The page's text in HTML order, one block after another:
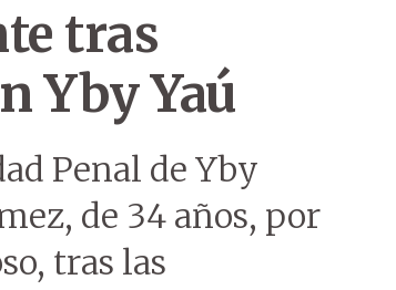
tras
Yby Yaú
Penal de Yby
de 34 años, por
tras las